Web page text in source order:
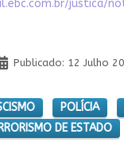
Publicado: 12 Julho
POLÍCIA
DE ESTADO